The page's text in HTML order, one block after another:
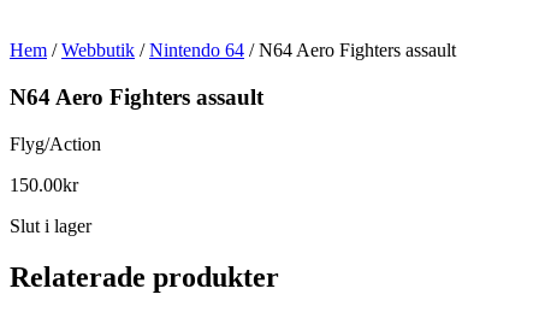
Hem /Webbutik /Nintendo 64 / N64 Aero Fighters assault
N64 Aero Fighters assault
Flyg/Action
150.00kr
Slut i lager
Relaterade produkter